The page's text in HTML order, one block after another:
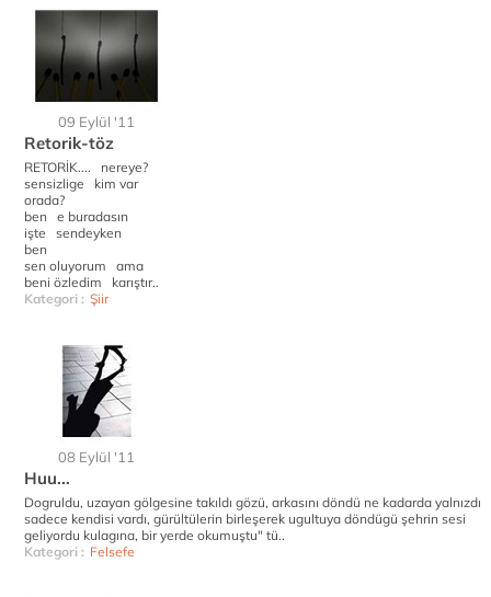
09 Eylül '11
Retorik-töz
RETORİK.... nereye?
sensizlige kim var
orada?
ben e buradasın
işte sendeyken
ben
sen oluyorum ama
beni özledim karıştır..
Kategori : Şiir
08 Eylül '11
Huu...
Dogruldu, uzayan gölgesine takıldı gözü, arkasını döndü ne kadarda yalnızdı
sadece kendisi vardı, gürültülerin birleşerek ugultuya döndügü şehrin sesi
geliyordu kulagına, bir yerde okumuştu" tü..
Kategori : Felsefe